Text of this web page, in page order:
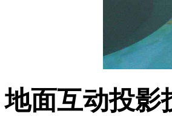
地面互动投影